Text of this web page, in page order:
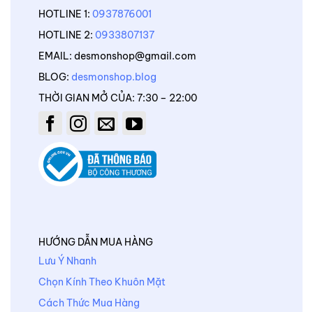
HOTLINE 1: 0937876001
HOTLINE 2: 0933807137
EMAIL: desmonshop@gmail.com
BLOG: desmonshop.blog
THỜI GIAN MỞ CỦA: 7:30 – 22:00
HƯỚNG DẪN MUA HÀNG
Lưu Ý Nhanh
Chọn Kính Theo Khuôn Mặt
Cách Thức Mua Hàng